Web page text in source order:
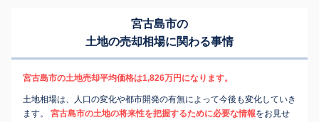
宮古島市の
土地の売却相場に関わる事情
宮古島市の土地売却平均価格は1,826万円になります。
土地相場は、人口の変化や都市開発の有無によって今後も変化していき
ます。
宮古島市の土地の将来性を把握するために必要な情報をお見せ